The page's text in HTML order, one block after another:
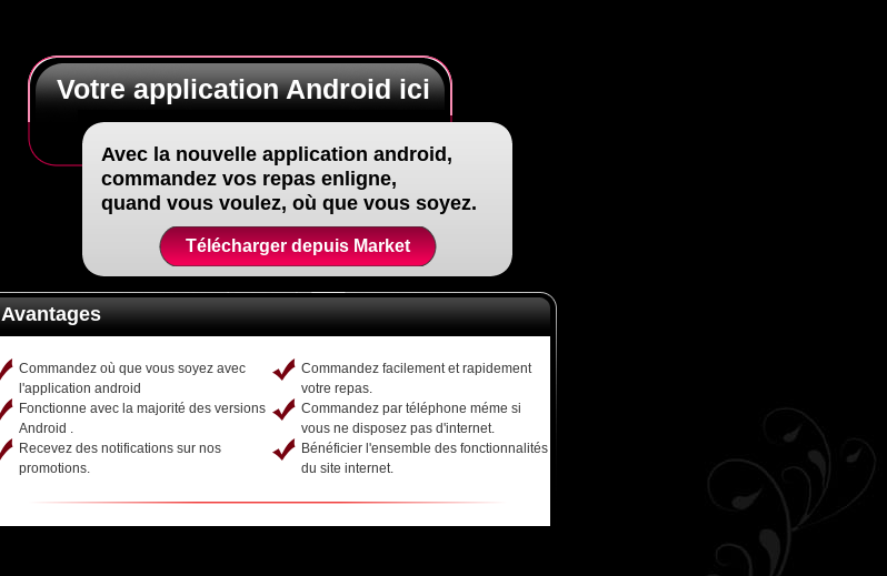
Votre application Android ici
Avec la nouvelle application android,
commandez vos repas enligne,
quand vous voulez, où que vous soyez.
Télécharger depuis Market
Avantages
Commandez où que vous soyez avec
l'application android
Fonctionne avec la majorité des versions
Android .
Recevez des notifications sur nos
promotions.
Commandez facilement et rapidement
votre repas.
Commandez par téléphone méme si
vous ne disposez pas d'internet.
Bénéficier l'ensemble des fonctionnalités
du site internet.